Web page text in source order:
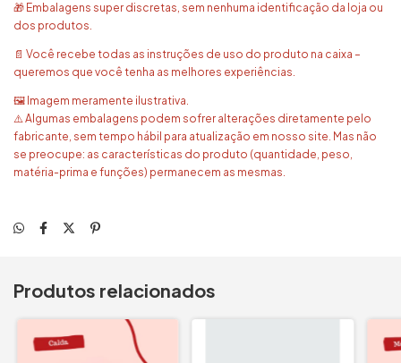
🎁 Embalagens super discretas, sem nenhuma identificação da loja ou
dos produtos.
📄 Você recebe todas as instruções de uso do produto na caixa –
queremos que você tenha as melhores experiências.
🖼️ Imagem meramente ilustrativa.
⚠️ Algumas embalagens podem sofrer alterações diretamente pelo
fabricante, sem tempo hábil para atualização em nosso site. Mas não
se preocupe: as características do produto (quantidade, peso,
matéria-prima e funções) permanecem as mesmas.
Produtos relacionados